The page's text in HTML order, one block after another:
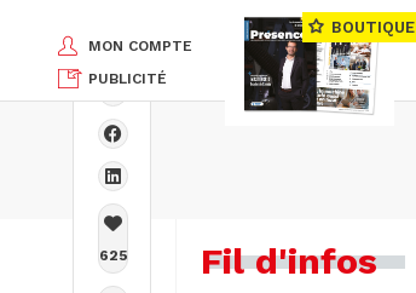
MON COMPTE
PUBLICITÉ
BOUTIQUE
625 Fil d'infos